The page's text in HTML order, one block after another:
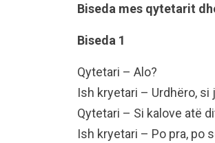
Biseda mes qytetarit
Biseda 1
Qytetari – Alo?
Ish kryetari – Urdhëro, si
Qytetari – Si kalove atë
Ish kryetari – Po pra, po